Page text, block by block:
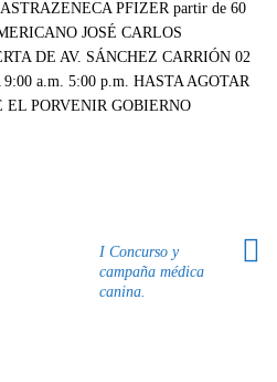
I Concurso y
campaña médica
canina.